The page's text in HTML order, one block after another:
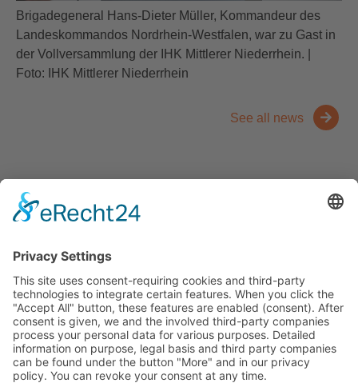
Brigadegeneral Hans-Dieter Müller, Kommandeur des
Landeskommandos Nordrhein-Westfalen, war zu Gast in
der Vollversammlung der IHK Mittlerer Niederrhein. |
Foto: IHK Mittlerer Niederrhein
See all news
Contact Trade fairs Facts and figures Downloads